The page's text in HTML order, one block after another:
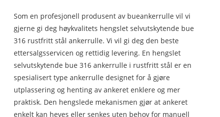
Som en profesjonell produsent av bueankerrulle vil vi
gjerne gi deg høykvalitets hengslet selvutskytende bue
316 rustfritt stål ankerrulle. Vi vil gi deg den beste
ettersalgsservicen og rettidig levering. En hengslet
selvutskytende bue 316 ankerrulle i rustfritt stål er en
spesialisert type ankerrulle designet for å gjøre
utplassering og henting av ankeret enklere og mer
praktisk. Den hengslede mekanismen gjør at ankeret
enkelt kan heves eller senkes uten behov for manuell